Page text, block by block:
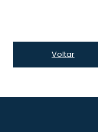
Voltar